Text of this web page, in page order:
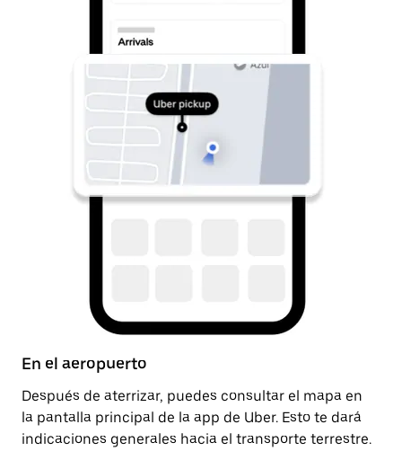
En el aeropuerto
Después de aterrizar, puedes consultar el mapa en
la pantalla principal de la app de Uber. Esto te dará
indicaciones generales hacia el transporte terrestre.